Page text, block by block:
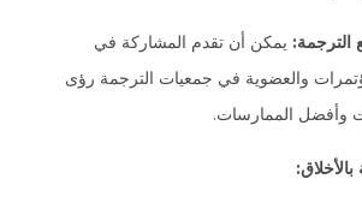
الترجمة: يمكن أن تقدم المشاركة في
والعضوية في جمعيات الترجمة رؤى
وأفضل الممارسات.